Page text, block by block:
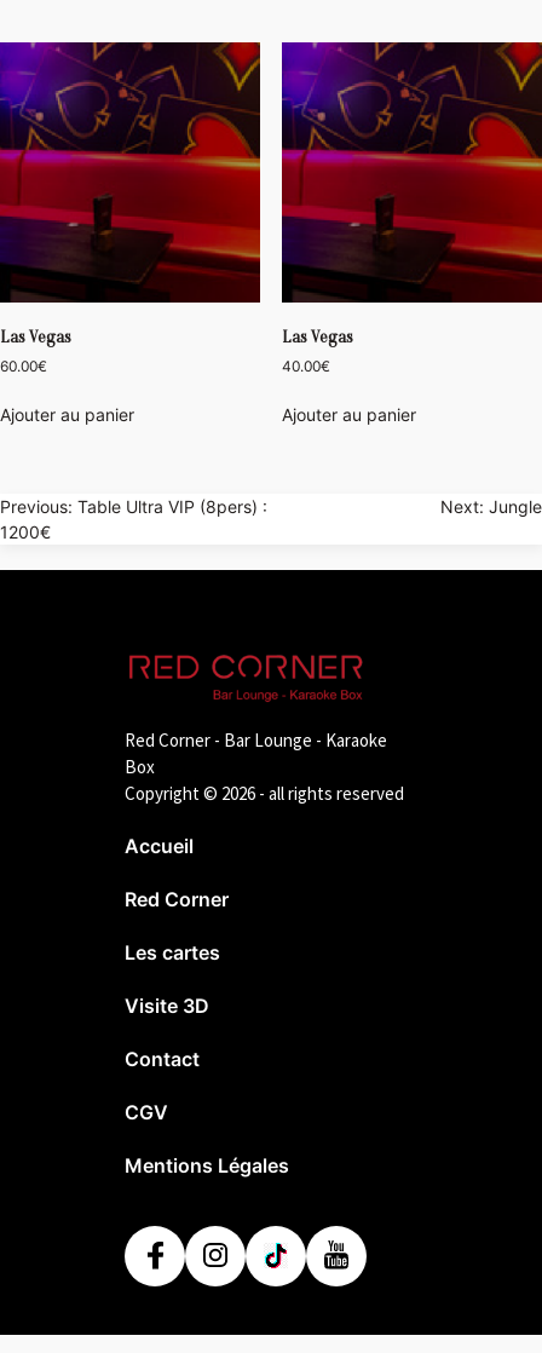
Las Vegas
60.00€
Ajouter au panier
Las Vegas
40.00€
Ajouter au panier
Navigation
Previous: Table Ultra VIP (8pers) :
1200€
Next: Jungle
Red Corner - Bar Lounge - Karaoke
Box
Copyright © 2026 - all rights reserved
Accueil
Red Corner
Les cartes
Visite 3D
Contact
CGV
Mentions Légales